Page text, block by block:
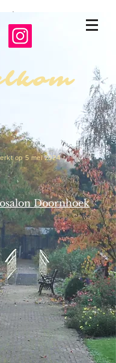
op 5 mei 2024
Doornhoek